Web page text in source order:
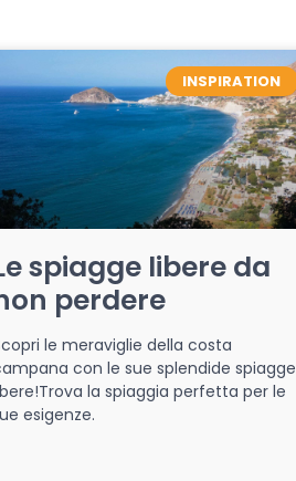
INSPIRATION
spiagge libere da
perdere
le meraviglie della costa
con le sue splendide spiagge
la spiaggia perfetta per le
esigenze.